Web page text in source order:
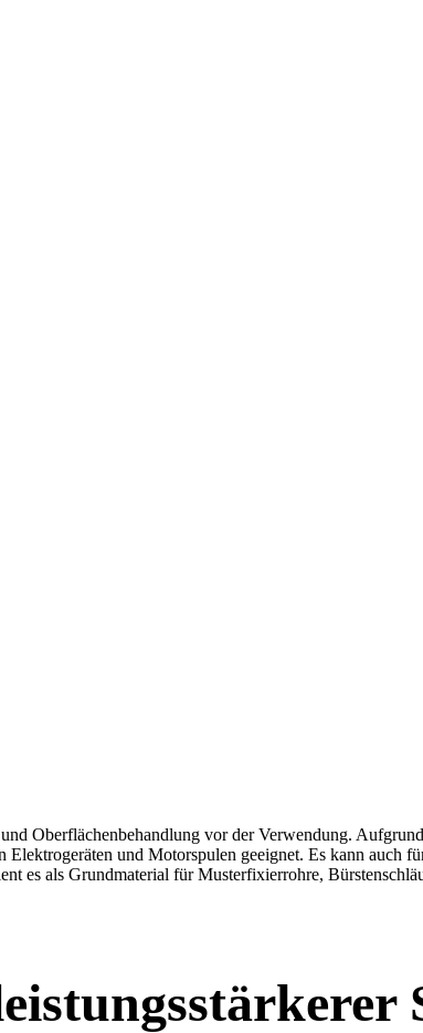
Oberflächenbehandlung vor der Verwendung.
und Motorspulen geeignet. Es kann auch
es als Grundmaterial für Musterfixierrohre,